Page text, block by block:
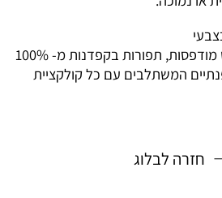
מודפסות, תפורות בקפדנות מ- 100%
המשתלבים עם כל קולקציית
חזרה לבלוג